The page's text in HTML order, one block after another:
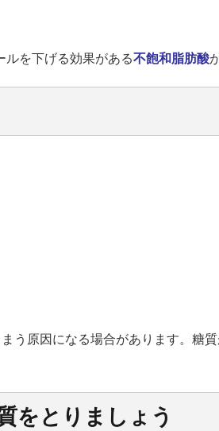
ルを下げる効果がある不飽和脂肪酸
う原因になる場合があります。糖質
をとりましょう